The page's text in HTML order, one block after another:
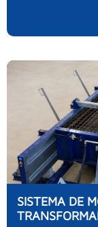
SISTEMA DE